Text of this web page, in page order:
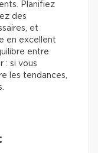
Planifiez
des
et
en excellent
entre
: si vous
les tendances,